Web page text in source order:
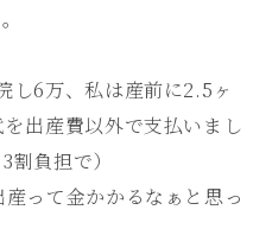
し6万、私は産前に2.5ヶ
出産費以外で支払いまし
負担で）
って金かかるなぁと思っ